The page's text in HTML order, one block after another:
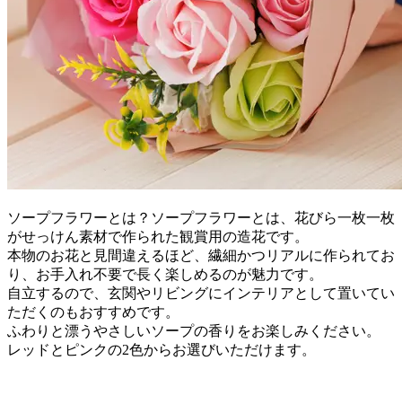
ソープフラワーとは？ソープフラワーとは、花びら一枚一枚
がせっけん素材で作られた観賞用の造花です。
本物のお花と見間違えるほど、繊細かつリアルに作られてお
り、お手入れ不要で長く楽しめるのが魅力です。
自立するので、玄関やリビングにインテリアとして置いてい
ただくのもおすすめです。
ふわりと漂うやさしいソープの香りをお楽しみください。
レッドとピンクの2色からお選びいただけます。